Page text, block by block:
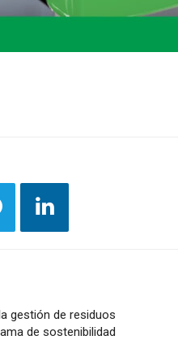
gestión de residuos
de sostenibilidad